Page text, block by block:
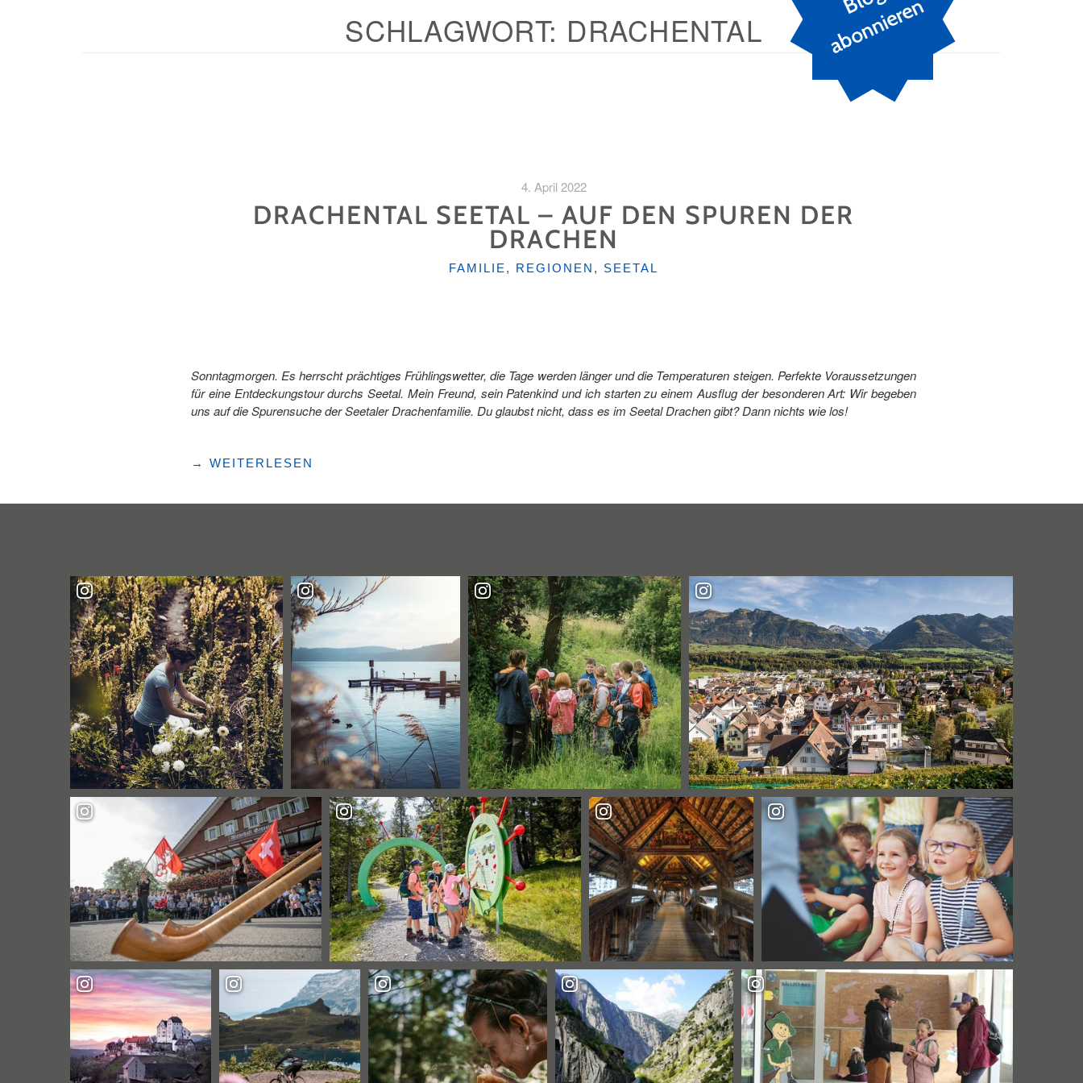
n
SCHLAGWORT: DRACHENTAL
4. April 2022
DRACHENTAL SEETAL – AUF DEN SPUREN DER
DRACHEN
KATEGORIEN
FAMILIE , REGIONEN , SEETAL
Sonntagmorgen. Es herrscht prächtiges Frühlingswetter, die Tage werden länger und die Temperaturen steigen. Perfekte Voraussetzungen
für eine Entdeckungstour durchs Seetal. Mein Freund, sein Patenkind und ich starten zu einem Ausflug der besonderen Art: Wir begeben
uns auf die Spurensuche der Seetaler Drachenfamilie. Du glaubst nicht, dass es im Seetal Drachen gibt? Dann nichts wie los!
"DRACHENTAL
DRACHEN"
→ WEITERLESEN